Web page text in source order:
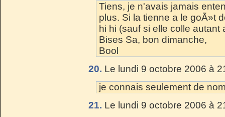
Tiens, je n'avais jamais
plus. Si la tienne a le goÃ»t
hi hi (sauf si elle colle autant
Bises Sa, bon dimanche,
Bool
20. Le lundi 9 octobre 2006 à
je connais seulement de
21. Le lundi 9 octobre 2006 à